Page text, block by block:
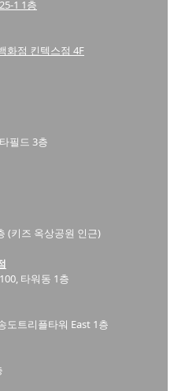
1 1층
화점 킨텍스점 4F
필드 3층
(키즈 옥상공원 인근)
타워동 1층
도트리플타워 East 1층